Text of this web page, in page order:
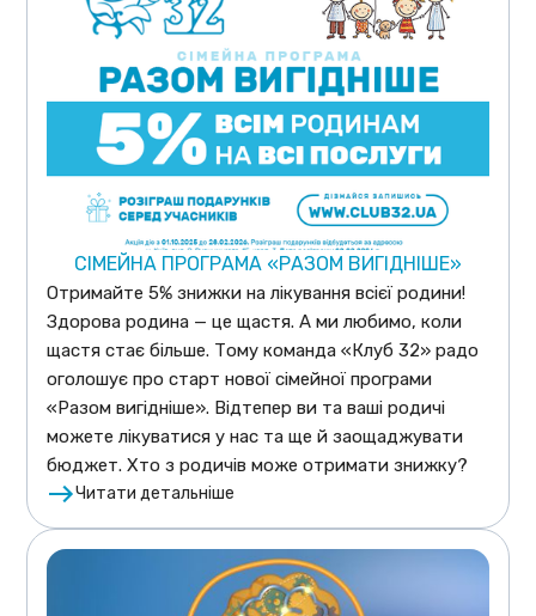
CІМЕЙНА ПРОГРАМА «РАЗОМ ВИГІДНІШЕ»
Отримайте 5% знижки на лікування всієї родини!
Здорова родина — це щастя. А ми любимо, коли
щастя стає більше. Тому команда «Клуб 32» радо
оголошує про старт нової сімейної програми
«Разом вигідніше». Відтепер ви та ваші родичі
можете лікуватися у нас та ще й заощаджувати
бюджет. Хто з родичів може отримати знижку?
Читати детальніше